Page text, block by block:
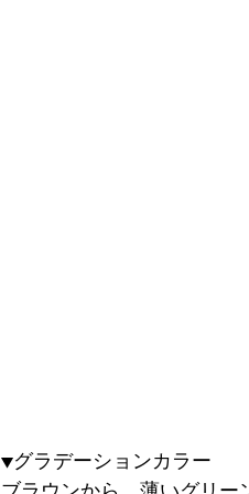
▼グラデーションカラー